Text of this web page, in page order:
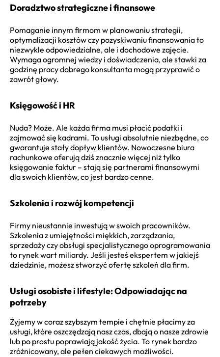
Doradztwo strategiczne i finansowe
Pomaganie innym firmom w planowaniu strategii,
optymalizacji kosztów czy pozyskiwaniu finansowania to
niezwykle odpowiedzialne, ale i dochodowe zajęcie.
Wymaga ogromnej wiedzy i doświadczenia, ale stawki za
godzinę pracy dobrego konsultanta mogą przyprawić o
zawrót głowy.
Księgowość i HR
Nuda? Może. Ale każda firma musi płacić podatki i
zajmować się kadrami. To usługi absolutnie niezbędne, co
gwarantuje stały dopływ klientów. Nowoczesne biura
rachunkowe oferują dziś znacznie więcej niż tylko
księgowanie faktur – stają się partnerami finansowymi
dla swoich klientów, co jest bardzo cenne.
Szkolenia i rozwój kompetencji
Firmy nieustannie inwestują w swoich pracowników.
Szkolenia z umiejętności miękkich, zarządzania,
sprzedaży czy obsługi specjalistycznego oprogramowania
to rynek wart miliardy. Jeśli jesteś ekspertem w jakiejś
dziedzinie, możesz stworzyć ofertę szkoleń dla firm.
Usługi osobiste i lifestyle: Odpowiadając na
potrzeby
Żyjemy w coraz szybszym tempie i chętnie płacimy za
usługi, które oszczędzają nasz czas, dbają o nasze zdrowie
lub po prostu poprawiają jakość życia. To rynek bardzo
zróżnicowany, ale pełen ciekawych możliwości.